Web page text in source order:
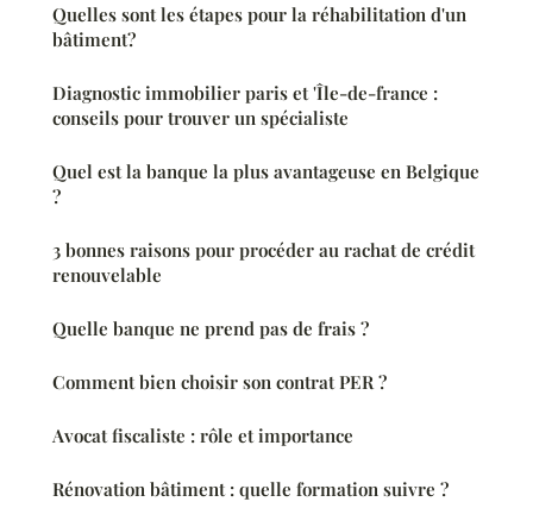
Quelles sont les étapes pour la réhabilitation d'un
bâtiment?
Diagnostic immobilier paris et 'Île-de-france :
conseils pour trouver un spécialiste
Quel est la banque la plus avantageuse en Belgique
?
3 bonnes raisons pour procéder au rachat de crédit
renouvelable
Quelle banque ne prend pas de frais ?
Comment bien choisir son contrat PER ?
Avocat fiscaliste : rôle et importance
Rénovation bâtiment : quelle formation suivre ?